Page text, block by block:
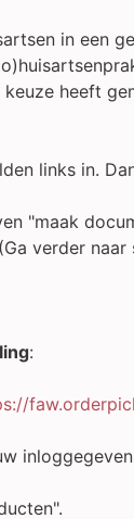
in een
keuze heeft
links in.
"maak
verder naar
: